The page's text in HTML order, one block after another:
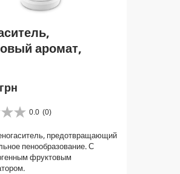
аромат,
0.0 (0)
предотвращающий
пенообразование. С
фруктовым